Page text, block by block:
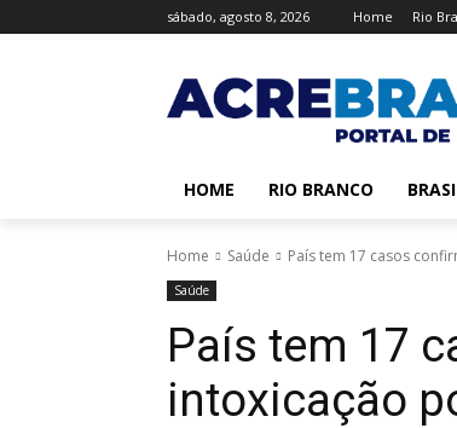
sábado, agosto 8, 2026 Home Rio
HOME RIO BRANCO
Home Saúde País tem 17 casos
Saúde
País tem 17
intoxicação